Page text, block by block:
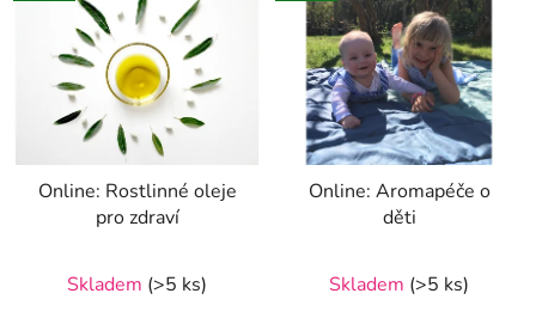
Online: Rostlinné oleje
pro zdraví
Skladem (>5 ks)
Online: Aromapéče o
děti
Skladem (>5 ks)